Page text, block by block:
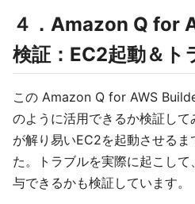
４．Amazon Q for
検証：EC2起動＆ト
この Amazon Q for AWS
のように活用できるか検証し
が解り易いEC2を起動させる
た。トラブルを実際に起こし
与できるかも検証しています。